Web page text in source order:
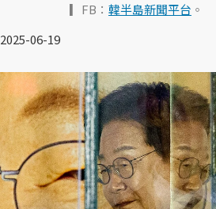
▎FB： 韓半島新聞平台 。
2025-06-19